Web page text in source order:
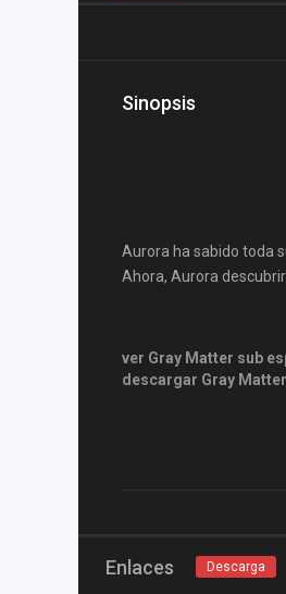
Sinopsis
Aurora ha sabido toda
Ahora, Aurora
ver Gray Matter sub
descargar Gray
Enlaces Descarga